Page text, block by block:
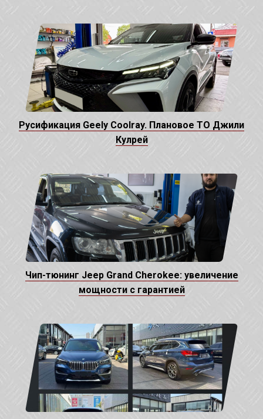
Русификация Geely Coolray. Плановое ТО Джили
Кулрей
Чип-тюнинг Jeep Grand Cherokee: увеличение
мощности с гарантией